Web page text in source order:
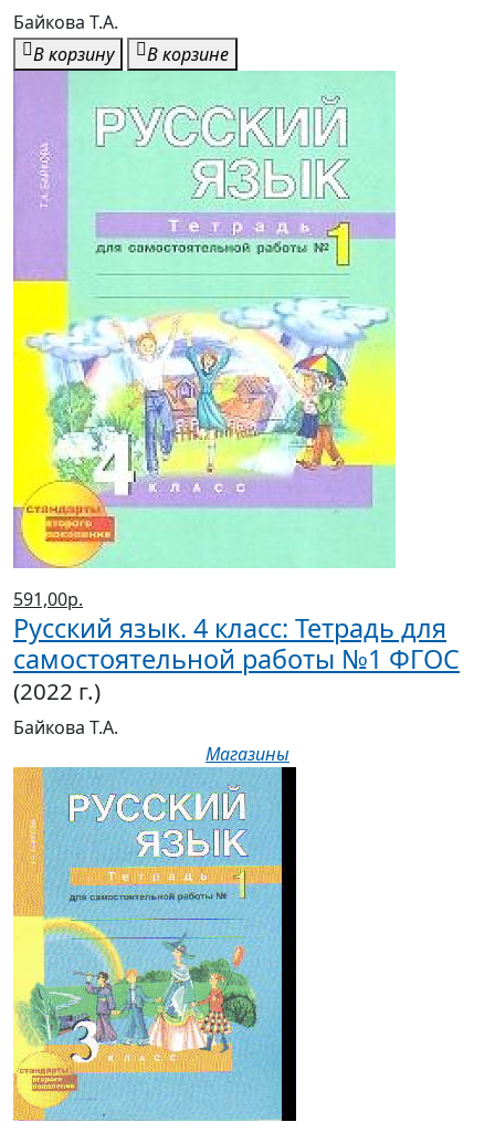
В корзину
591,00р.
Русский язык. 4 класс: Тетрадь для
самостоятельной работы №1 ФГОС
(2022 г.)
Байкова Т.А.
412,00р.